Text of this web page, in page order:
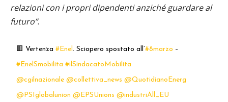
relazioni con i propri dipendenti anziché guardare al
futuro”.
🟥 Vertenza#Enel. Sciopero spostato all’#8marzo –
#EnelSmobilita #ilSindacatoMobilita
@cgilnazionale ⁩ ⁦@collettiva_news ⁩ ⁦⁦@QuotidianoEnerg
⁦@PSIglobalunion ⁩ ⁦@EPSUnions ⁩ ⁦@industriAll_EU